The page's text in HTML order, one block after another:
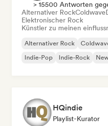
> 15500 Antworten
Alternativer RockColdwave
Elektronischer Rock
Künstler zu meinen
Alternativer Rock
Indie-Pop
Indie-Rock
HQindie
Playlist-Kurator